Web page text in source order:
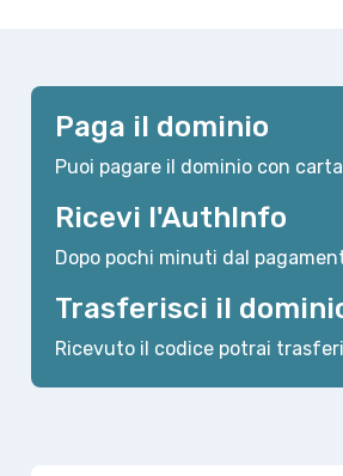
Paga il dominio
Puoi pagare il dominio con
Ricevi l'AuthInfo
Dopo pochi minuti dal
Trasferisci il
Ricevuto il codice potrai